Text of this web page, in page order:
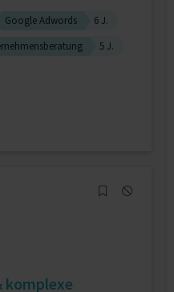
Google Adwords
6 J.
5 J.
komplexe